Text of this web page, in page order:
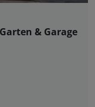
& Garage